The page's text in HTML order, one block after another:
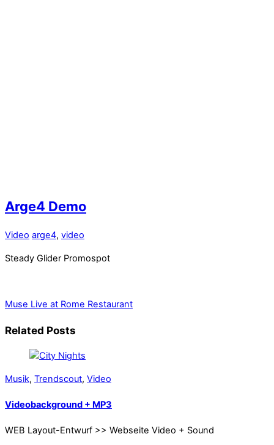
Arge4 Demo
Video arge4, video
Steady Glider Promospot
Muse Live at Rome Restaurant
Related Posts
Musik, Trendscout, Video
Videobackground + MP3
WEB Layout-Entwurf >> Webseite Video + Sound